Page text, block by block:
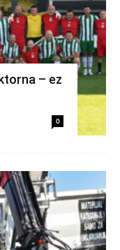
– ez
0